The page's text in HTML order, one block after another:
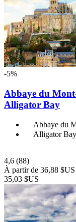
-5%
Abbaye du
Alligator Bay
Abbaye du
Alligator
4,6 (88)
À partir de 36,88 $US
35,03 $US